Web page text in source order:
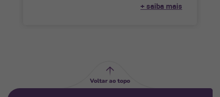
+ saiba mais
Voltar ao topo